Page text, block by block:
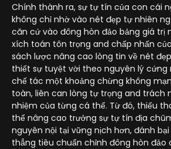
Chính thành ra, sự tự tín của con cái
không chỉ nhờ vào nét đẹp tự nhiên
căn cứ vào đông hòn đảo bảng giá trị
xích toán tôn trọng and chấp nhấn
sách lược nâng cao lòng tin về nét
thiết sự tuyệt vời theo nguyên lý cứng
chế tác một khoảng chừng không
toàn, liên can lòng tự trọng and trách
nhiệm của từng cá thể. Từ đó, thiếu
thể nâng cao trưởng sự tự tín địa
nguyên nội tại vững nịch hơn, đánh
thẳng tiêu chuẩn chỉnh đông hòn đảo